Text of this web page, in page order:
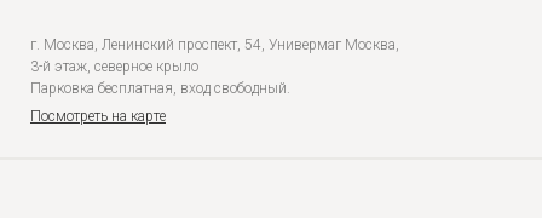
г. Москва, Ленинский проспект, 54, Универмаг Москва,
3-й этаж, северное крыло
Парковка бесплатная, вход свободный.
Посмотреть на карте